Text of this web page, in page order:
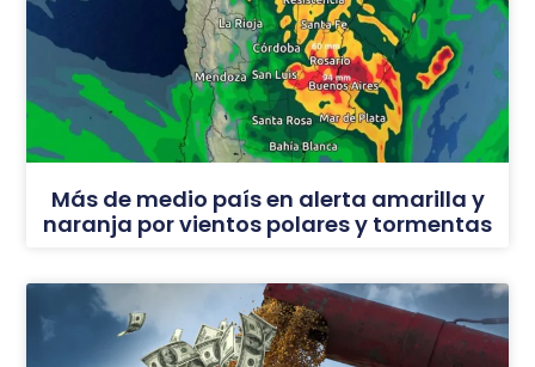
Más de medio país en alerta amarilla y
naranja por vientos polares y tormentas